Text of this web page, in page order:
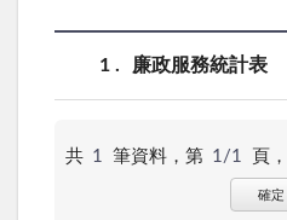
1 廉政服務統計表
共 1 筆資料，第 1/1 頁，
確定